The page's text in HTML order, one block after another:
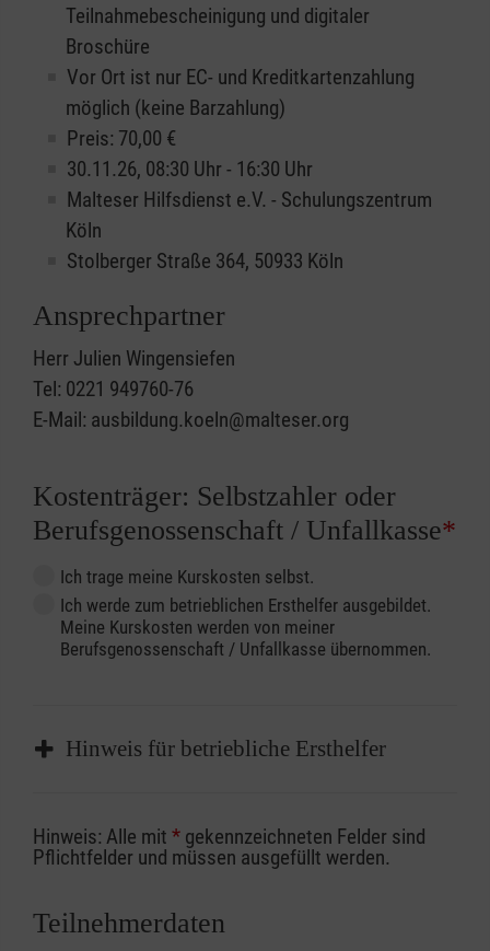
Teilnahmebescheinigung und digitaler
Broschüre
Vor Ort ist nur EC- und Kreditkartenzahlung
möglich (keine Barzahlung)
Preis: 70,00 €
30.11.26, 08:30 Uhr - 16:30 Uhr
Malteser Hilfsdienst e.V. - Schulungszentrum
Köln
Stolberger Straße 364, 50933 Köln
Ansprechpartner
Herr Julien Wingensiefen
Tel: 0221 949760-76
E-Mail: ausbildung.koeln@malteser.org
Kostenträger: Selbstzahler oder
Berufsgenossenschaft / Unfallkasse*
Ich trage meine Kurskosten selbst.
Ich werde zum betrieblichen Ersthelfer ausgebildet.
Meine Kurskosten werden von meiner
Berufsgenossenschaft / Unfallkasse übernommen.
Hinweis für betriebliche Ersthelfer
Sofern Sie ein Kostenübernahmeverfahren
Ihrer Berufsgenossenschaft / Unfallkasse
Abrechnungsunterlagen spätestens zu
Hinweis: Alle mit * gekennzeichneten Felder sind
Pflichtfelder und müssen ausgefüllt werden.
Teilnehmerdaten